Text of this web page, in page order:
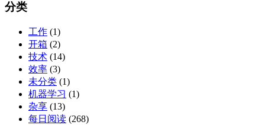
分类
工作 (1)
开箱 (2)
技术 (14)
效率 (3)
未分类 (1)
机器学习 (1)
杂享 (13)
每日阅读 (268)